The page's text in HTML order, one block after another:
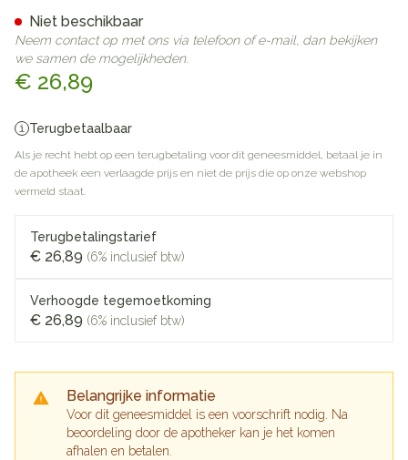
€ 26,89
Terugbetaalbaar
Als je recht hebt op een terugbetaling voor dit geneesmiddel, betaal je in
de apotheek een verlaagde prijs en niet de prijs die op onze webshop
vermeld staat.
Terugbetalingstarief
€ 26,89 (6% inclusief btw)
Verhoogde tegemoetkoming
€ 26,89 (6% inclusief btw)
Belangrijke informatie
Voor dit geneesmiddel is een voorschrift nodig. Na
beoordeling door de apotheker kan je het komen
afhalen en betalen.
Niet beschikbaar
Neem contact op met ons via telefoon of e-mail, dan bekijken
we samen de mogelijkheden.